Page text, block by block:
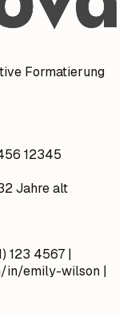
Formatierung
12345
Jahre alt
123 4567 |
in/emily-wilson |